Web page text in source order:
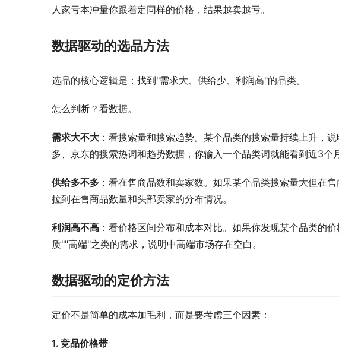
人家亏本冲量你跟着定同样的价格，结果越卖越亏。
数据驱动的选品方法
选品的核心逻辑是：找到"需求大、供给少、利润高"的品类。
怎么判断？看数据。
需求大不大 ：看搜索量和搜索趋势。某个品类的搜索量持续上升，
多、京东的搜索热词和趋势数据，你输入一个品类词就能看到近3个
供给多不多 ：看在售商品数和卖家数。如果某个品类搜索量大但在
拉到在售商品数量和头部卖家的分布情况。
利润高不高 ：看价格区间分布和成本对比。如果你发现某个品类的
质""高端"之类的需求，说明中高端市场存在空白。
数据驱动的定价方法
定价不是简单的成本加毛利，而是要考虑三个因素：
1. 竞品价格带